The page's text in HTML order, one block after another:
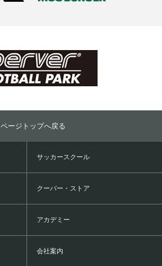
ページトップへ戻る
サッカースクール
クーバー・ストア
アカデミー
会社案内